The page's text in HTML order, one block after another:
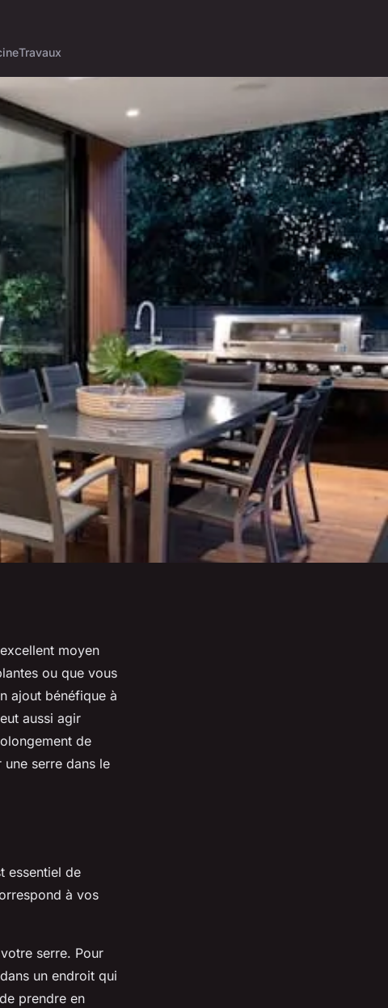
Travaux
moyen
ou que vous
ajout bénéfique à
aussi agir
de
serre dans le
essentiel de
à vos
serre. Pour
un endroit qui
prendre en